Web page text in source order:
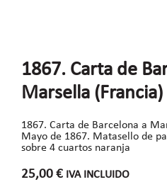
1867. Carta de
Marsella (Francia)
1867. Carta de Barcelona a
Mayo de 1867. Matasello de
sobre 4 cuartos naranja
25,00 € IVA INCLUIDO